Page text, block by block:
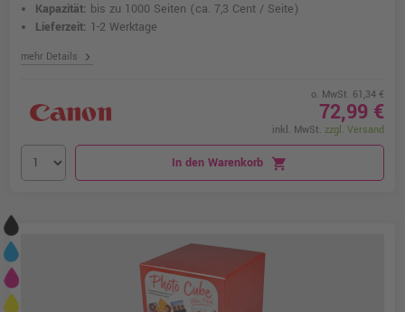
Kapazität: bis zu 1000 Seiten (ca. 7,3 Cent / Seite)
Lieferzeit: 1-2 Werktage
mehr Details chevron_right
o. MwSt. 61,34 €
72,99 €
inkl. MwSt. zzgl. Versand
In den Warenkorb shopping_cart